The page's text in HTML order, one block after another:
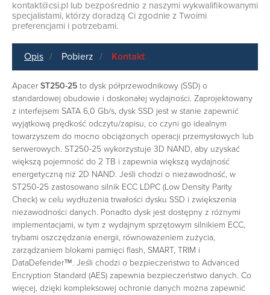
kontakt@csi.pl lub bezpośrednio z naszymi wykwalifikowanymi
specjalistami, którzy doradzą Ci zgodnie z Twoimi
preferencjami i potrzebami.
Opis Pobierz Kontakt
Apacer ST250-25 to dysk półprzewodnikowy (SSD) o
standardowej obudowie i doskonałej wydajności. Zaprojektowany
z interfejsem SATA 6,0 Gb/s, dysk SSD jest w stanie zapewnić
wyjątkową prędkość odczytu/zapisu, co czyni go idealnym
towarzyszem do mocno obciążonych operacji przemysłowych lub
serwerowych. ST250-25 wykorzystuje 3D NAND, aby uzyskać
większą pojemność do 2 TB i zapewnia większą wydajność
energetyczną niż 2D NAND. Jeśli chodzi o niezawodność, w
ST250-25 zastosowano silnik ECC LDPC (Low Density Parity
Check) w celu wydłużenia trwałości dysku SSD i zwiększenia
niezawodności danych. Ponadto dysk jest dostępny z różnymi
implementacjami, w tym z wydajnym sprzętowym silnikiem ECC,
trybami oszczędzania energii, równoważeniem zużycia,
zarządzaniem blokami pamięci flash, SMART, TRIM i
DataDefender™. Jeśli chodzi o bezpieczeństwo to Advanced
Encryption Standard (AES) zapewnia bezpieczeństwo danych. Co
więcej, dzięki kompleksowej ochronie danych można zapewnić